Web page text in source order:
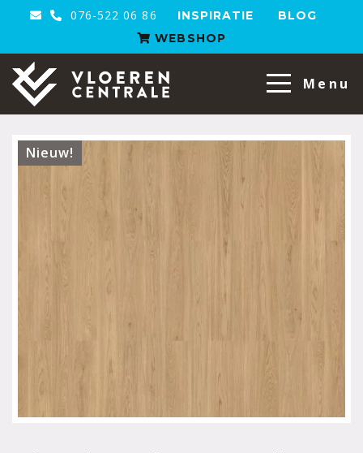
076-522 06 86 INSPIRATIE
BLOG
WEBSHOP
VloerenCentrale
Menu
Nieuw!